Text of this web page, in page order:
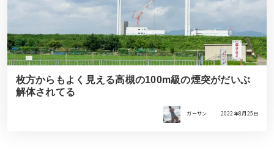
枚方からもよく見える高槻の100m級の煙突がだいぶ
解体されてる
ガーサン 2022年8月25日